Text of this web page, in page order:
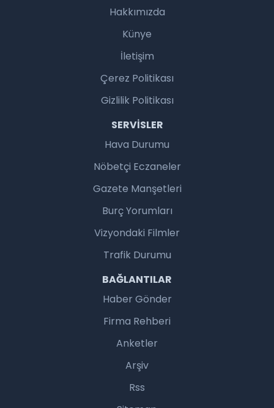
Hakkımızda
Künye
İletişim
Çerez Politikası
Gizlilik Politikası
SERVISLER
Hava Durumu
Nöbetçi Eczaneler
Gazete Manşetleri
Burç Yorumları
Vizyondaki Filmler
Trafik Durumu
BAĞLANTILAR
Haber Gönder
Firma Rehberi
Anketler
Arşiv
Rss